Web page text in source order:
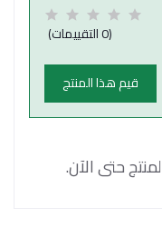
(0 التقييمات)
قيم هذا المنتج
حتى الآن.